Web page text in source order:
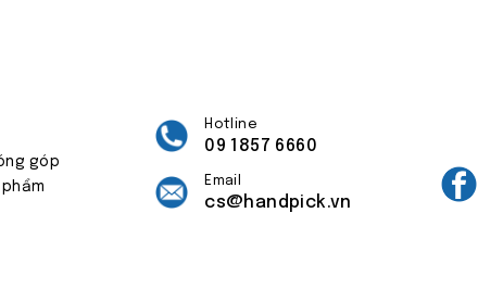
góp
Hotline
09 1857 6660
Email
cs@handpick.vn